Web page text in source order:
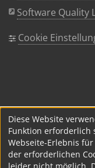
Software Quality
Cookie
Diese Website
Funktion erforderlich
Webseite-Erlebnis
der erforderlichen